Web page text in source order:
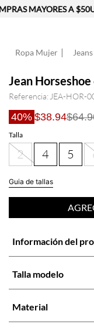
MAYORES A
Ropa Mujer Jeans
Jean
Referencia: JEA-HOR-
40% $38.94
Talla
4 5
2
Guia de tallas
Información del
Talla modelo
Material